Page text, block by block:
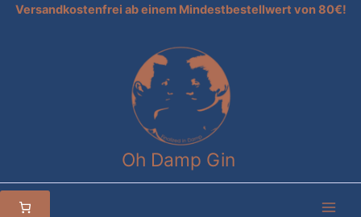
Versandkostenfrei ab einem Mindestbestellwert von 80€!
Zum
Oh Damp Gin